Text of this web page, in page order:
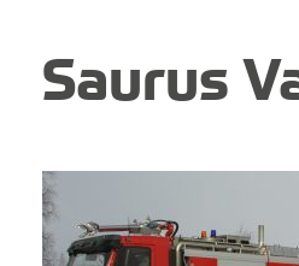
Saurus